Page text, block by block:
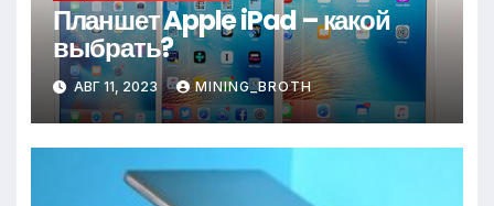
Планшет Apple iPad – какой
выбрать?
АВГ 11, 2023 MINING_BROTH